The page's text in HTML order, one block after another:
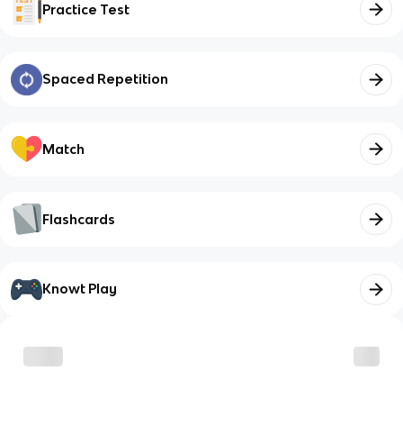
Practice Test
Spaced Repetition
Match
Flashcards
Knowt Play